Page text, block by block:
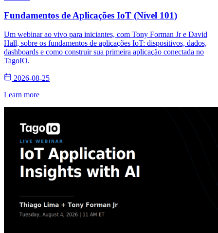
Fundamentos de Aplicações IoT (Nível 101)
Um webinar ao vivo para iniciantes, com Tony Forman Jr e David
Hall, sobre os fundamentos de aplicações IoT: dispositivos, dados,
dashboards e como construir sua primeira aplicação conectada no
TagoIO.
2026-08-25
Learn more